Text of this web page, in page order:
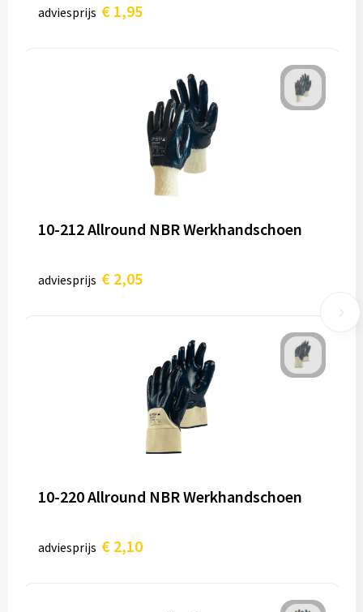
adviesprijs € 1,95
10-212 Allround NBR Werkhandschoen
adviesprijs € 2,05
10-220 Allround NBR Werkhandschoen
adviesprijs € 2,10